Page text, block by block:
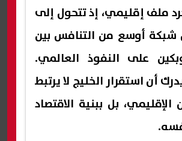
ملف إقليمي، إذ تتحول إلى
شبكة أوسع من التنافس بين
على النفوذ العالمي.
أن استقرار الخليج لا يرتبط
بل ببنية الاقتصاد